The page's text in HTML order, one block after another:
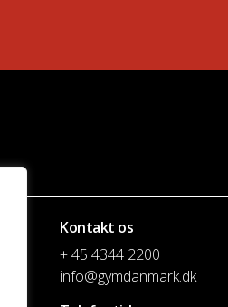
Kontakt os
+ 45 4344 2200
info@gymdanmark.dk